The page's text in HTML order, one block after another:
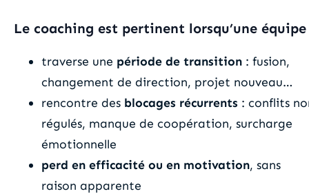
Le coaching est pertinent lorsqu’une équipe
traverse une période de transition : fusion,
changement de direction, projet nouveau…
rencontre des blocages récurrents : conflits
régulés, manque de coopération, surcharge
émotionnelle
perd en efficacité ou en motivation, sans
raison apparente